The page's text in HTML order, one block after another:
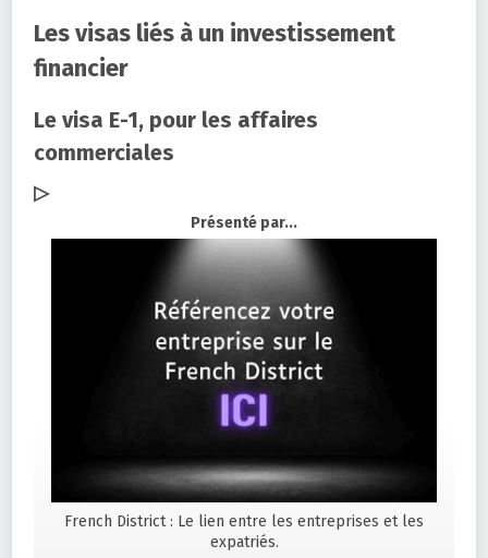
Les visas liés à un investissement
financier
Le visa E-1, pour les affaires
commerciales
▷
Présenté par...
French District : Le lien entre les entreprises et les
expatriés.